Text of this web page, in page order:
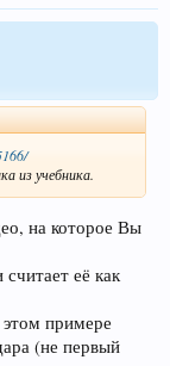
из учебника.
на которое Вы
её как
примере
(не первый